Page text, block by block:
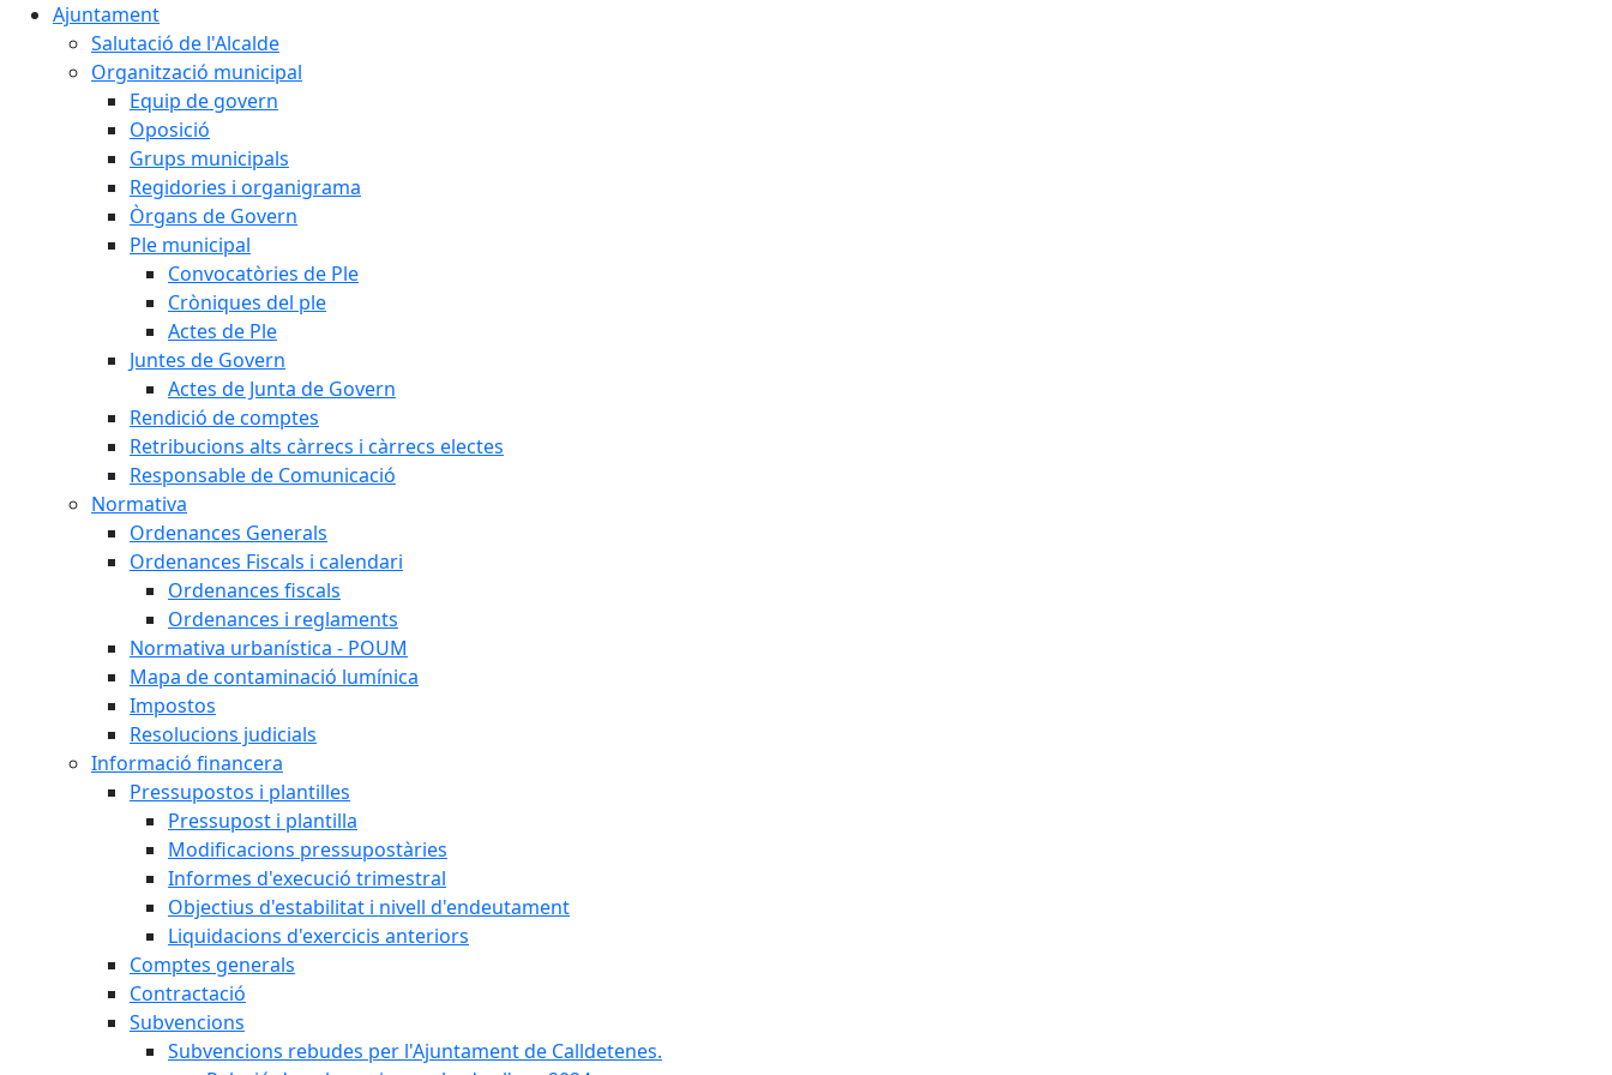
Ajuntament
Salutació de l'Alcalde
Organització municipal
Equip de govern
Oposició
Grups municipals
Regidories i organigrama
Òrgans de Govern
Ple municipal
Convocatòries de Ple
Cròniques del ple
Actes de Ple
Juntes de Govern
Actes de Junta de Govern
Rendició de comptes
Retribucions alts càrrecs i càrrecs electes
Responsable de Comunicació
Normativa
Ordenances Generals
Ordenances Fiscals i calendari
Ordenances fiscals
Ordenances i reglaments
Normativa urbanística - POUM
Mapa de contaminació lumínica
Impostos
Resolucions judicials
Informació financera
Pressupostos i plantilles
Pressupost i plantilla
Modificacions pressupostàries
Informes d'execució trimestral
Objectius d'estabilitat i nivell d'endeutament
Liquidacions d'exercicis anteriors
Comptes generals
Contractació
Subvencions
Subvencions rebudes per l'Ajuntament de Calldetenes.